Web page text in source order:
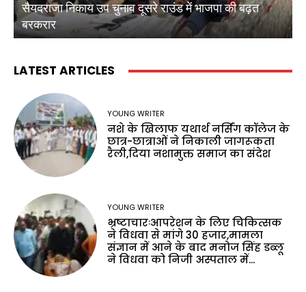
सैयदराजा निकाय उप चुनाव दूसरे राउंड में भाजपा की बढ़त
बरकरार
LATEST ARTICLES
YOUNG WRITER
नशे के खिलाफ यथार्थ नर्सिंग कॉलेज के
छात्र-छात्राओं ने निकाली जागरूकता
रैली,दिया नशामुक्त समाज का संदेश
YOUNG WRITER
भ्रष्टाचारःआपरेशन के लिए चिकित्सक
ने विधवा से मांगे 30 हजार,मामला
संज्ञान में आने के बाद मनोज सिंह डब्लू
ने विधवा को निजी अस्पताल में...